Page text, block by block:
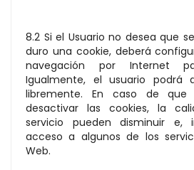
8.2 Si el Usuario no desea que
duro una cookie, deberá
navegación por Internet
Igualmente, el usuario podrá
libremente. En caso de que
desactivar las cookies, la
servicio pueden disminuir e,
acceso a algunos de los
Web.